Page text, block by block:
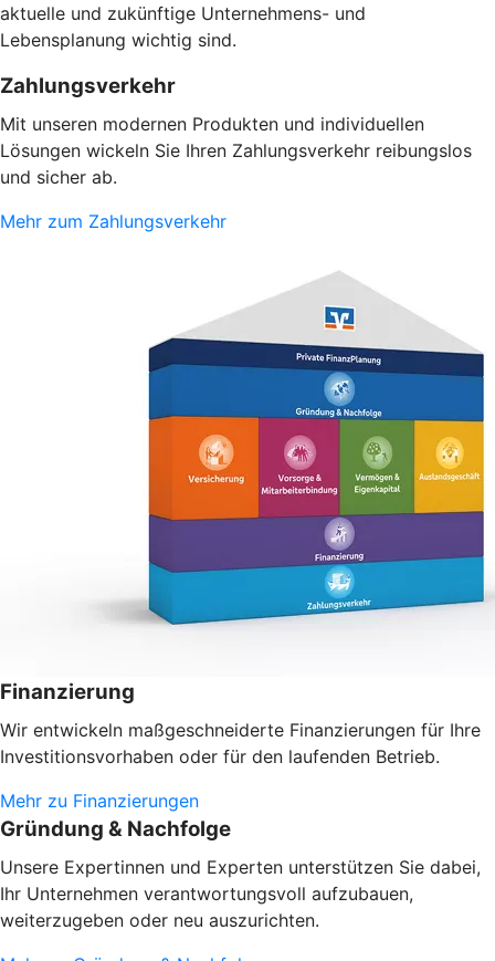
aktuelle und zukünftige Unternehmens- und
Lebensplanung wichtig sind.
Zahlungsverkehr
Mit unseren modernen Produkten und individuellen
Lösungen wickeln Sie Ihren Zahlungsverkehr reibungslos
und sicher ab.
Mehr zum Zahlungsverkehr
Finanzierung
Wir entwickeln maßgeschneiderte Finanzierungen für Ihre
Investitionsvorhaben oder für den laufenden Betrieb.
Mehr zu Finanzierungen
Gründung & Nachfolge
Unsere Expertinnen und Experten unterstützen Sie dabei,
Ihr Unternehmen verantwortungsvoll aufzubauen,
weiterzugeben oder neu auszurichten.